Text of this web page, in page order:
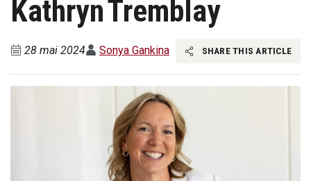
Kathryn Tremblay
28 mai 2024 Sonya Gankina SHARE THIS ARTICLE